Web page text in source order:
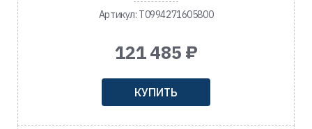
Артикул: T0994271605800
121 485 ₽
КУПИТЬ